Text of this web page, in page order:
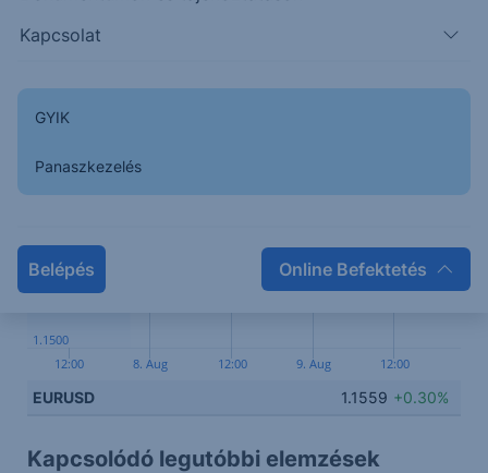
Kapcsolat
GYIK
Panaszkezelés
Belépés Online Befektetés
12:00 8. Aug 12:00 9. Aug 12:00
1.1500
1.1520
1.1560
EURUSD 1.1559 +0.30%
Kapcsolódó legutóbbi elemzések